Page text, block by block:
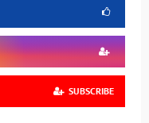
SUBSCRIBE